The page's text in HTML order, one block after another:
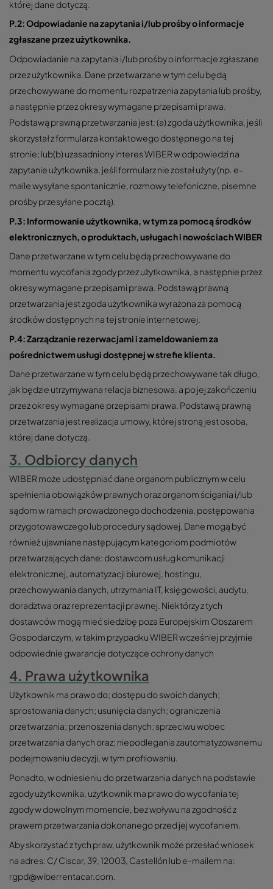
której dane dotyczą.
P.2: Odpowiadanie na zapytania i/lub prośby o informacje
zgłaszane przez użytkownika.
Odpowiadanie na zapytania i/lub prośby o informacje zgłaszane
przez użytkownika. Dane przetwarzane w tym celu będą
przechowywane do momentu rozpatrzenia zapytania lub prośby,
a następnie przez okresy wymagane przepisami prawa.
Podstawą prawną przetwarzania jest: (a) zgoda użytkownika, jeśli
skorzystał z formularza kontaktowego dostępnego na tej
stronie; lub(b) uzasadniony interes WIBER w odpowiedzi na
zapytanie użytkownika, jeśli formularz nie został użyty (np. e-
maile wysyłane spontanicznie, rozmowy telefoniczne, pisemne
prośby przesyłane pocztą).
P.3: Informowanie użytkownika, w tym za pomocą środków
elektronicznych, o produktach, usługach i nowościach WIBER
Dane przetwarzane w tym celu będą przechowywane do
momentu wycofania zgody przez użytkownika, a następnie przez
okresy wymagane przepisami prawa. Podstawą prawną
przetwarzania jest zgoda użytkownika wyrażona za pomocą
środków dostępnych na tej stronie internetowej.
P.4: Zarządzanie rezerwacjami i zameldowaniem za
pośrednictwem usługi dostępnej w strefie klienta.
Dane przetwarzane w tym celu będą przechowywane tak długo,
jak będzie utrzymywana relacja biznesowa, a po jej zakończeniu
przez okresy wymagane przepisami prawa. Podstawą prawną
przetwarzania jest realizacja umowy, której stroną jest osoba,
której dane dotyczą.
3. Odbiorcy danych
WIBER może udostępniać dane organom publicznym w celu
spełnienia obowiązków prawnych oraz organom ścigania i/lub
sądom w ramach prowadzonego dochodzenia, postępowania
przygotowawczego lub procedury sądowej. Dane mogą być
również ujawniane następującym kategoriom podmiotów
przetwarzających dane: dostawcom usług komunikacji
elektronicznej, automatyzacji biurowej, hostingu,
przechowywania danych, utrzymania IT, księgowości, audytu,
doradztwa oraz reprezentacji prawnej. Niektórzy z tych
dostawców mogą mieć siedzibę poza Europejskim Obszarem
Gospodarczym, w takim przypadku WIBER wcześniej przyjmie
odpowiednie gwarancje dotyczące ochrony danych
4. Prawa użytkownika
Użytkownik ma prawo do; dostępu do swoich danych;
sprostowania danych; usunięcia danych; ograniczenia
przetwarzania; przenoszenia danych; sprzeciwu wobec
przetwarzania danych oraz; niepodlegania zautomatyzowanemu
podejmowaniu decyzji, w tym profilowaniu.
Ponadto, w odniesieniu do przetwarzania danych na podstawie
zgody użytkownika, użytkownik ma prawo do wycofania tej
zgody w dowolnym momencie, bez wpływu na zgodność z
prawem przetwarzania dokonanego przed jej wycofaniem.
Aby skorzystać z tych praw, użytkownik może przesłać wniosek
na adres: C/ Ciscar, 39, 12003, Castellón lub e-mailem na:
rgpd@wiberrentacar.com.